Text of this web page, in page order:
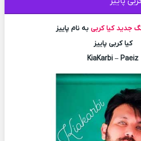
جدید کیا کربی به نام پاییز
کیا کربی پاییز
KiaKarbi – Paeiz